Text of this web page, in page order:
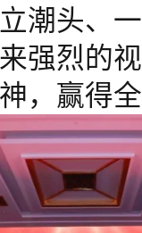
潮头、
强烈的
，赢得